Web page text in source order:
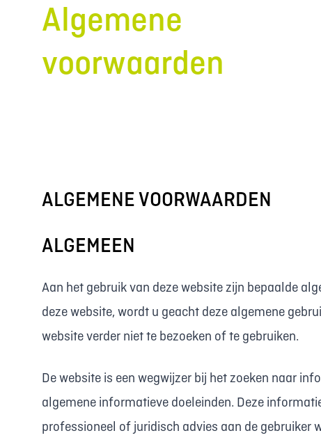
Algemene
voorwaarden
ALGEMENE VOORWAARDEN
ALGEMEEN
Aan het gebruik van deze website zijn bepaalde
deze website, wordt u geacht deze algemene
website verder niet te bezoeken of te gebruiken.
De website is een wegwijzer bij het zoeken naar
algemene informatieve doeleinden. Deze
professioneel of juridisch advies aan de gebruiker